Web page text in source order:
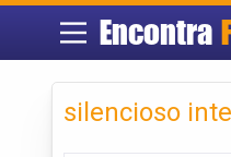
Encontra
silencioso